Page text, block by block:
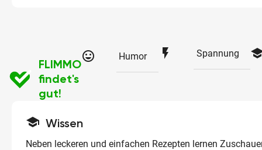
FLIMMO
findet's
gut!
tag_faces Humor flash_on Spannung
school Wissen
Neben leckeren und einfachen Rezepten lernen